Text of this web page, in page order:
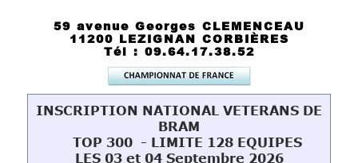
59 avenue Georges CLEMENCEAU
11200 LEZIGNAN CORBIÈRES
Tél : 09.64.17.38.52
INSCRIPTION NATIONAL VETERANS DE
BRAM
TOP 300 - LIMITE 128 EQUIPES
LES 03 et 04 Septembre 2026